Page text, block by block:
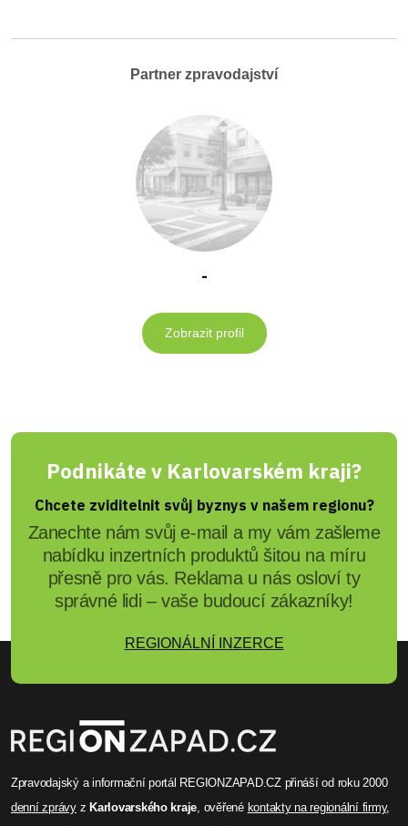
Partner zpravodajství
-
Zobrazit profil
Podnikáte v Karlovarském kraji?
Chcete zviditelnit svůj byznys v našem regionu?
Zanechte nám svůj e-mail a my vám zašleme
nabídku inzertních produktů šitou na míru
přesně pro vás. Reklama u nás osloví ty
správné lidi – vaše budoucí zákazníky!
REGIONÁLNÍ INZERCE
Zpravodajský a informační portál REGIONZAPAD.CZ přináší od roku 2000
denní zprávyzKarlovarského kraje , ověřené kontakty na regionální firmy,